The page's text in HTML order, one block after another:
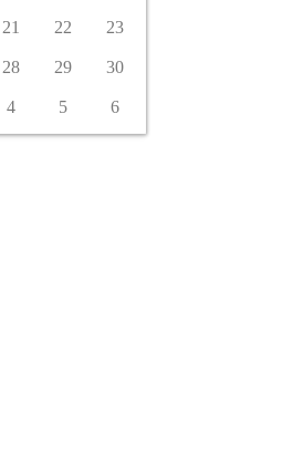
21 22 23
28 29 30
4 5 6